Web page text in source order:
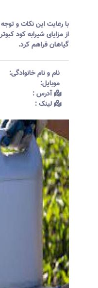
با رعایت این نکات و
از مزایای شیرابه کود
گیاهان فراهم کرد.
نام و نام خانوادگی:‌
موبایل:‌
آدرس :‌
لینک :‌